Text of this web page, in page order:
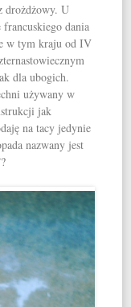
drożdżowy. U
dania
w tym kraju od IV
dla ubogich.
używany w
jak
na tacy jedynie
nazwany jest